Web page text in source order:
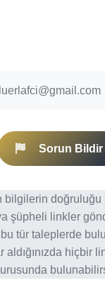
Sorun Bildir
bilgilerin
şüpheli linkler
tür taleplerde
hiçbir